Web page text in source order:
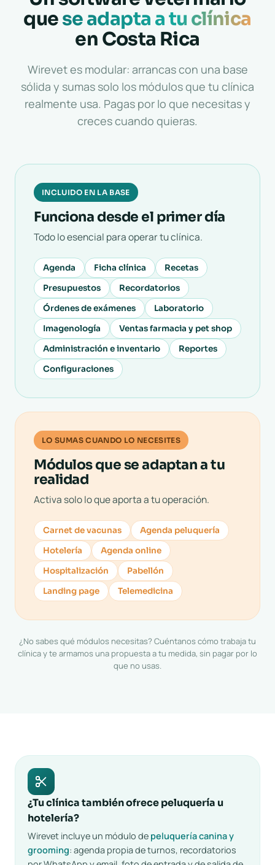
quese adapta a tu clínica
en Costa Rica
Wirevet es modular: arrancas con una base
sólida y sumas solo los módulos que tu clínica
realmente usa. Pagas por lo que necesitas y
creces cuando quieras.
INCLUIDO EN LA BASE
Funciona desde el primer día
Todo lo esencial para operar tu clínica.
Agenda Ficha clínica
Recetas
Presupuestos
Recordatorios
Órdenes de exámenes
Laboratorio
Imagenología
Ventas farmacia y pet shop
Administración e inventario
Reportes
Configuraciones
LO SUMAS CUANDO LO NECESITES
Módulos que se adaptan a tu
realidad
Activa solo lo que aporta a tu operación.
Carnet de vacunas
Agenda peluquería
Hotelería
Agenda online
Hospitalización
Pabellón
Landing page
Telemedicina
¿No sabes qué módulos necesitas? Cuéntanos cómo trabaja tu
clínicay te armamos una propuesta a tu medida, sin pagar por lo
que no usas.
¿Tu clínica también ofrece peluquería u
hotelería?
Wirevet incluye un módulo de peluquería canina y
grooming: agenda propia de turnos, recordatorios